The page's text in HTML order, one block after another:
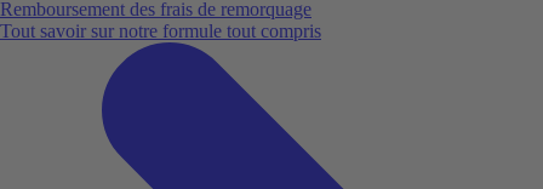
Remboursement des frais de remorquage
Tout savoir sur notre formule tout compris